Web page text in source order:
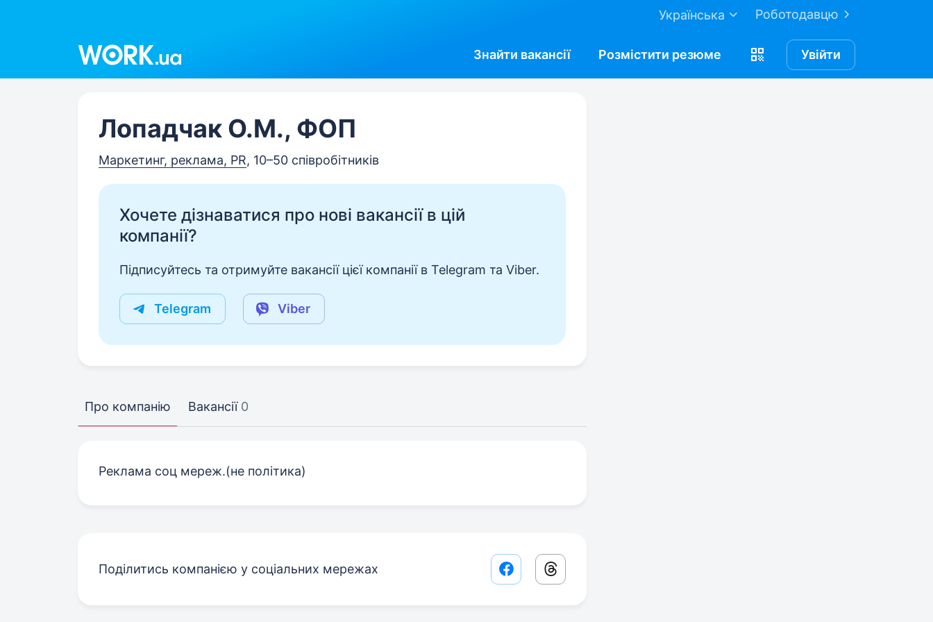
Роботодавцю
Українська
Знайти вакансії Розмістити резюме Увійти
Лопадчак О.М., ФОП
Маркетинг, реклама, PR, 10–50 співробітників
Хочете дізнаватися про нові вакансії в цій
компанії?
Підписуйтесь та отримуйте вакансії цієї компанії в Telegram та Viber.
Telegram Viber
Про компанію Вакансії 0
Реклама соц мереж.(не політика)
Поділитись компанією у соціальних мережах Facebook share link
Threads share link